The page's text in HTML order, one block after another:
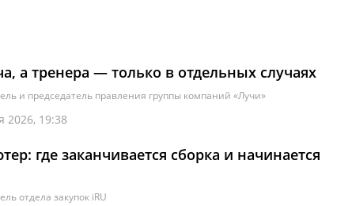
а тренера — только в отдельных случаях
и председатель правления группы компаний «Лучи»
2026, 19:38
где заканчивается сборка и начинается
отдела закупок iRU